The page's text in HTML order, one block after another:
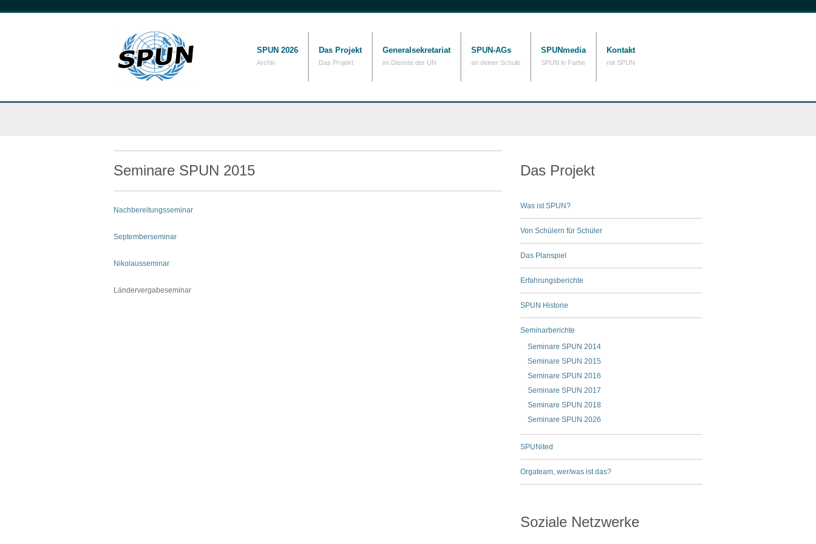
SPUN 2026
Archiv
Das Projekt
Das Projekt
Generalsekretariat
im Dienste der UN
SPUN-AGs
an deiner Schule
SPUNmedia
SPUN in Farbe
Kontakt
mit SPUN
Seminare SPUN 2015
Nachbereitungsseminar
Septemberseminar
Nikolausseminar
Ländervergabeseminar
Das Projekt
Was ist SPUN?
Von Schülern für Schüler
Das Planspiel
Erfahrungsberichte
SPUN Historie
Seminarberichte
Seminare SPUN 2014
Seminare SPUN 2015
Seminare SPUN 2016
Seminare SPUN 2017
Seminare SPUN 2018
Seminare SPUN 2026
SPUNited
Orgateam, wer/was ist das?
Soziale Netzwerke